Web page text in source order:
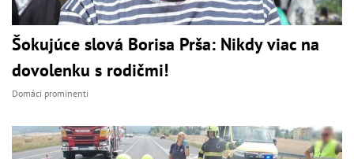
Šokujúce slová Borisa Prša: Nikdy viac na
dovolenku s rodičmi!
Domáci prominenti